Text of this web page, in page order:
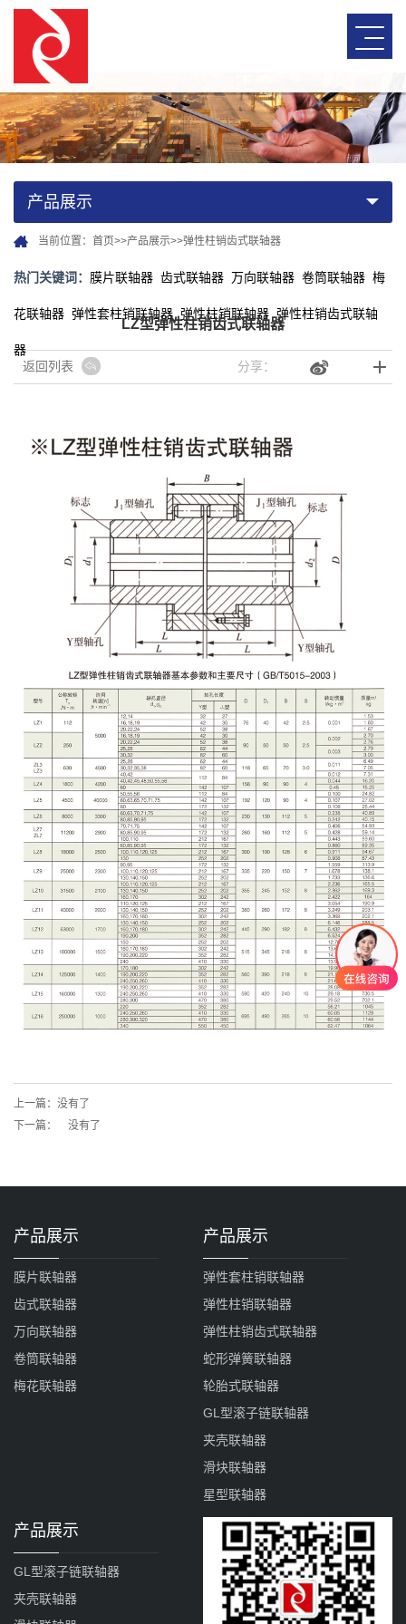
产品展示
当前位置： 首页>>产品展示>>弹性柱销齿式联轴器
热门关键词： 膜片联轴器 齿式联轴器 万向联轴器 卷筒联轴器 梅
花联轴器 弹性套柱销联轴器 弹性柱销联轴器 弹性柱销齿式联轴
器
LZ型弹性柱销齿式联轴器
返回列表 分享：
上一篇：没有了
下一篇： 没有了
产品展示
膜片联轴器
齿式联轴器
万向联轴器
卷筒联轴器
梅花联轴器
产品展示
弹性套柱销联轴器
弹性柱销联轴器
弹性柱销齿式联轴器
蛇形弹簧联轴器
轮胎式联轴器
GL型滚子链联轴器
夹壳联轴器
滑块联轴器
星型联轴器
产品展示
GL型滚子链联轴器
夹壳联轴器